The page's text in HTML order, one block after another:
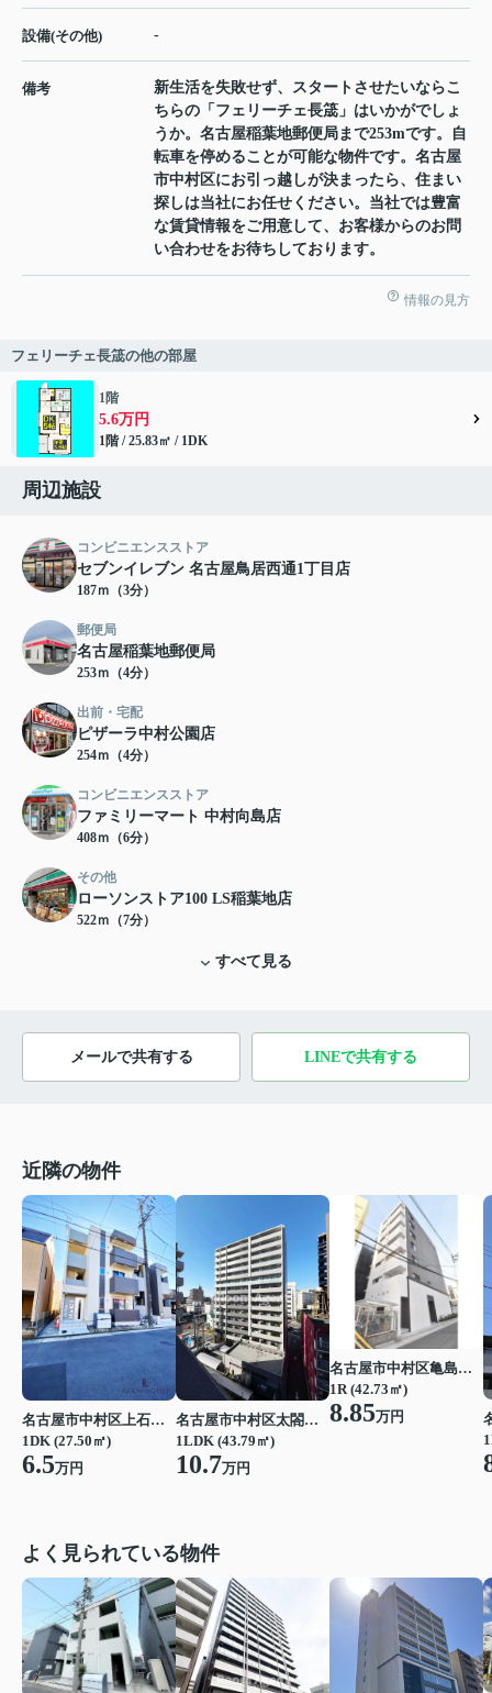
設備(その他) -
備考
新生活を失敗せず、スタートさせたいならこ
ちらの「フェリーチェ長筬」はいかがでしょ
うか。名古屋稲葉地郵便局まで253mです。自
転車を停めることが可能な物件です。名古屋
市中村区にお引っ越しが決まったら、住まい
探しは当社にお任せください。当社では豊富
な賃貸情報をご用意して、お客様からのお問
い合わせをお待ちしております。
情報の見方
フェリーチェ長筬の他の部屋
1階
5.6万円
1階 / 25.83㎡ / 1DK
周辺施設
コンビニエンスストア
セブンイレブン 名古屋鳥居西通1丁目店
187ｍ（3分）
郵便局
名古屋稲葉地郵便局
253ｍ（4分）
出前・宅配
ピザーラ中村公園店
254ｍ（4分）
コンビニエンスストア
ファミリーマート 中村向島店
408ｍ（6分）
その他
ローソンストア100 LS稲葉地店
522ｍ（7分）
すべて見る
メールで共有する LINEで共有する
近隣の物件
名古屋市中村区上石川町４丁目
1DK (27.50㎡)
6.5万円
名古屋市中村区太閤通３丁目
1LDK (43.79㎡)
10.7万円
名古屋市中村区亀島２丁目
1R (42.73㎡)
8.85万円
よく見られている物件